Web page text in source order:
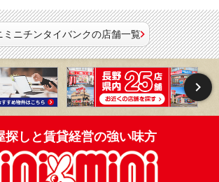
ミニチンタイバンクの店舗一覧
探しと賃貸経営の強い味方